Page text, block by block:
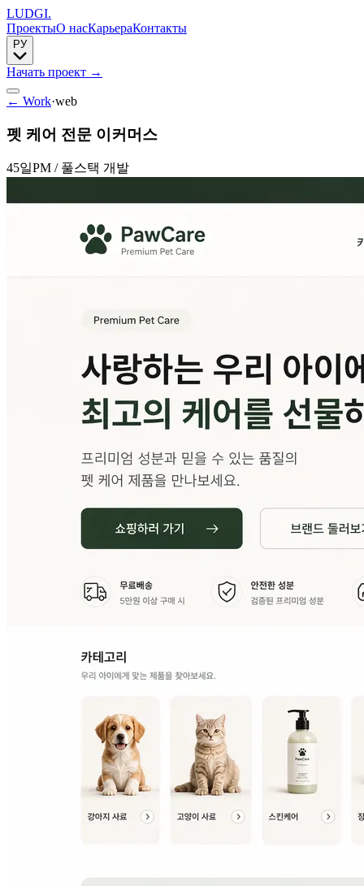
LUDGI.
ПроектыО насКарьераКонтакты
РУ
Начать проект →
← Work·web
펫 케어 전문 이커머스
45일PM / 풀스택 개발